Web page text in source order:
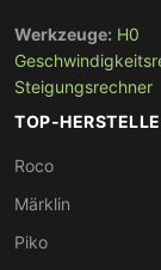
Werkzeuge: H0
Steigungsrechner
TOP-
Roco
Märklin
Piko